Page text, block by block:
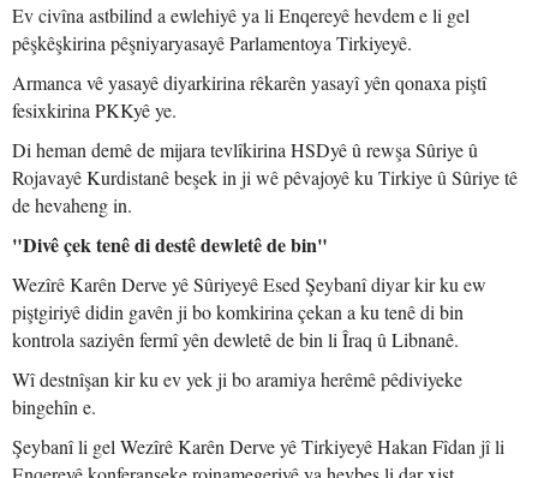
Ev civîna astbilind a ewlehiyê ya li Enqereyê hevdem e li gel
pêşkêşkirina pêşniyaryasayê Parlamentoya Tirkiyeyê.
Armanca vê yasayê diyarkirina rêkarên yasayî yên qonaxa piştî
fesixkirina PKKyê ye.
Di heman demê de mijara tevlîkirina HSDyê û rewşa Sûriye û
Rojavayê Kurdistanê beşek in ji wê pêvajoyê ku Tirkiye û Sûriye tê
de hevaheng in.
"Divê çek tenê di destê dewletê de bin"
Wezîrê Karên Derve yê Sûriyeyê Esed Şeybanî diyar kir ku ew
piştgiriyê didin gavên ji bo komkirina çekan a ku tenê di bin
kontrola saziyên fermî yên dewletê de bin li Îraq û Libnanê.
Wî destnîşan kir ku ev yek ji bo aramiya herêmê pêdiviyeke
bingehîn e.
Şeybanî li gel Wezîrê Karên Derve yê Tirkiyeyê Hakan Fîdan jî li